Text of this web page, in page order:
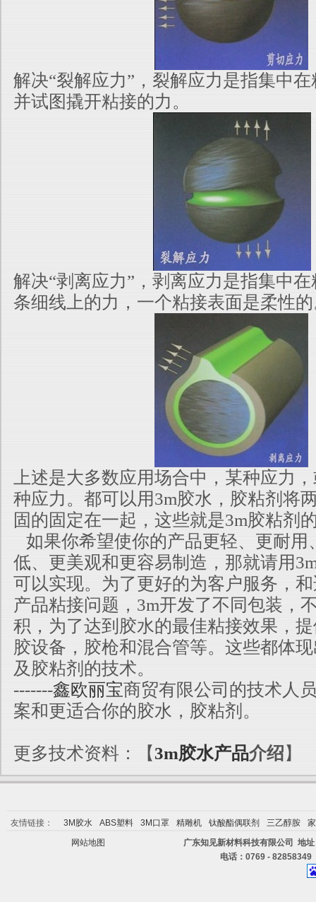
解决“裂解应力”，裂解应力是指集中
并试图撬开粘接的力。
解决“剥离应力”，剥离应力是指集中
条细线上的力，一个粘接表面是柔性
上述是大多数应用场合中，某种应力
种应力。都可以用3m胶水，胶粘剂将
固的固定在一起，这些就是3m胶粘剂
如果你希望使你的产品更轻、更耐用
低、更美观和更容易制造，那就请用
可以实现。为了更好的为客户服务，
产品粘接问题，3m开发了不同包装，
积，为了达到胶水的最佳粘接效果，
胶设备，胶枪和混合管等。这些都体
及胶粘剂的技术。
-------鑫欧丽宝商贸有限公司的技术人
案和更适合你的胶水，胶粘剂。
更多技术资料：【 3m胶水产品介绍 】
友情链接： 3M胶水 ABS塑料 3M口罩 精雕机 钛酸酯偶联剂 三乙醇胺
网站地图
广东知见新材料科技有限公司 地
电话：0769 -